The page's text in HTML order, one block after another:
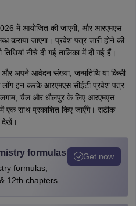
में आयोजित की जाएगी, और आरएमएस
जाएगा। प्रवेश पत्र जारी होने की
नीचे दी गई तालिका में दी गई हैं।
और अपने आवेदन संख्या, जन्मतिथि या किसी
इन करके आरएमएस सीईटी प्रवेश पत्र
चैल और धौलपुर के लिए आरएमएस
एक साथ प्रकाशित किए जाएँगे। सटीक
देखें।
formulas
formulas,
12th chapters
Get now